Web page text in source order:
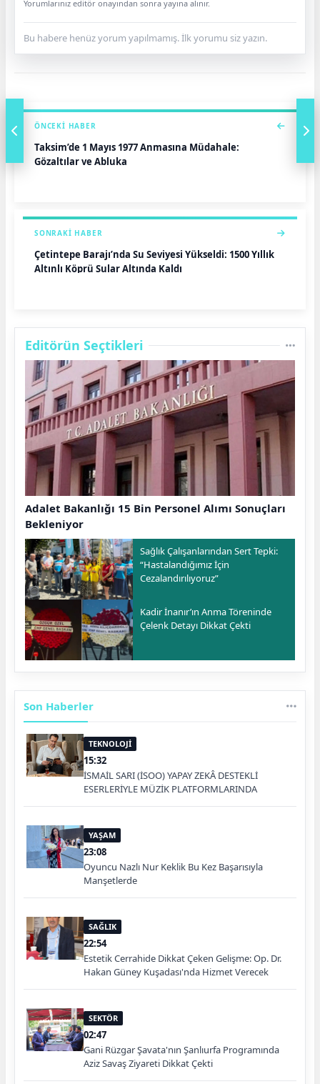
Yorumlarınız editör onayından sonra yayına alınır.
Bu habere henüz yorum yapılmamış. İlk yorumu siz yazın.
ÖNCEKI HABER
Taksim’de 1 Mayıs 1977 Anmasına Müdahale:
Gözaltılar ve Abluka
SONRAKI HABER
Çetintepe Barajı’nda Su Seviyesi Yükseldi: 1500 Yıllık
Altınlı Köprü Sular Altında Kaldı
Editörün Seçtikleri
Adalet Bakanlığı 15 Bin Personel Alımı Sonuçları
Bekleniyor
Sağlık Çalışanlarından Sert Tepki:
“Hastalandığımız İçin
Cezalandırılıyoruz”
Kadir İnanır’ın Anma Töreninde
Çelenk Detayı Dikkat Çekti
Son Haberler
TEKNOLOJİ
15:32
İSMAİL SARI (İSOO) YAPAY ZEKÂ DESTEKLİ
ESERLERİYLE MÜZİK PLATFORMLARINDA
YAŞAM
23:08
Oyuncu Nazlı Nur Keklik Bu Kez Başarısıyla
Manşetlerde
SAĞLIK
22:54
Estetik Cerrahide Dikkat Çeken Gelişme: Op. Dr.
Hakan Güney Kuşadası'nda Hizmet Verecek
SEKTÖR
02:47
Gani Rüzgar Şavata'nın Şanlıurfa Programında
Aziz Savaş Ziyareti Dikkat Çekti